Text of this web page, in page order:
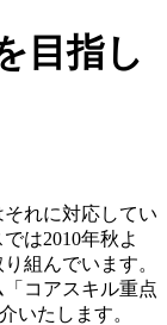
目指し
れに対応してい
は2010年秋よ
組んでいます。
コアスキル重点
いたします。